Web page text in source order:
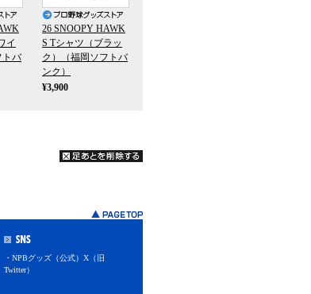
イ
トバ
26 SNOOPY HAWK
S Tシャツ（ブラッ
ク）（福岡ソフトバ
ンク）
¥3,900
・NPBグッズ（公式）X（旧
Twitter）